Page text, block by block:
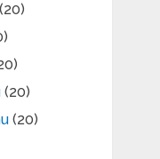
(20)
(20)